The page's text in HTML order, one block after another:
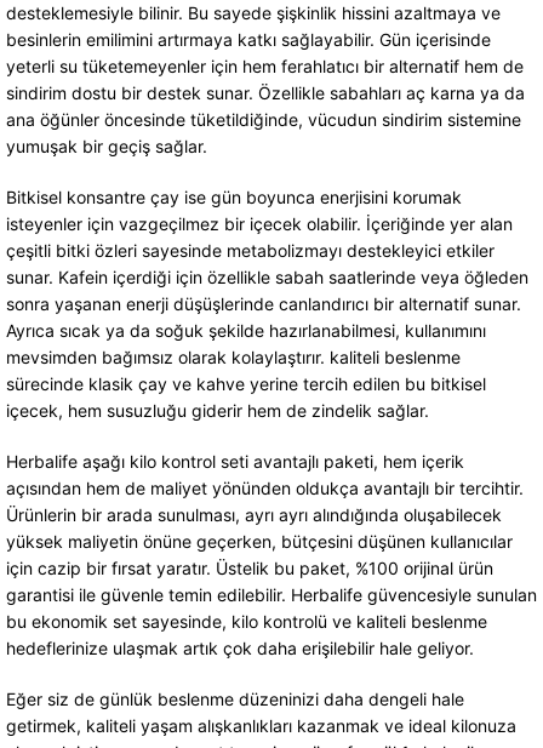
desteklemesiyle bilinir. Bu sayede şişkinlik hissini azaltmaya ve
besinlerin emilimini artırmaya katkı sağlayabilir. Gün içerisinde
yeterli su tüketemeyenler için hem ferahlatıcı bir alternatif hem de
sindirim dostu bir destek sunar. Özellikle sabahları aç karna ya da
ana öğünler öncesinde tüketildiğinde, vücudun sindirim sistemine
yumuşak bir geçiş sağlar.
Bitkisel konsantre çay ise gün boyunca enerjisini korumak
isteyenler için vazgeçilmez bir içecek olabilir. İçeriğinde yer alan
çeşitli bitki özleri sayesinde metabolizmayı destekleyici etkiler
sunar. Kafein içerdiği için özellikle sabah saatlerinde veya öğleden
sonra yaşanan enerji düşüşlerinde canlandırıcı bir alternatif sunar.
Ayrıca sıcak ya da soğuk şekilde hazırlanabilmesi, kullanımını
mevsimden bağımsız olarak kolaylaştırır. kaliteli beslenme
sürecinde klasik çay ve kahve yerine tercih edilen bu bitkisel
içecek, hem susuzluğu giderir hem de zindelik sağlar.
Herbalife aşağı kilo kontrol seti avantajlı paketi, hem içerik
açısından hem de maliyet yönünden oldukça avantajlı bir tercihtir.
Ürünlerin bir arada sunulması, ayrı ayrı alındığında oluşabilecek
yüksek maliyetin önüne geçerken, bütçesini düşünen kullanıcılar
için cazip bir fırsat yaratır. Üstelik bu paket, %100 orijinal ürün
garantisi ile güvenle temin edilebilir. Herbalife güvencesiyle sunulan
bu ekonomik set sayesinde, kilo kontrolü ve kaliteli beslenme
hedeflerinize ulaşmak artık çok daha erişilebilir hale geliyor.
Eğer siz de günlük beslenme düzeninizi daha dengeli hale
getirmek, kaliteli yaşam alışkanlıkları kazanmak ve ideal kilonuza